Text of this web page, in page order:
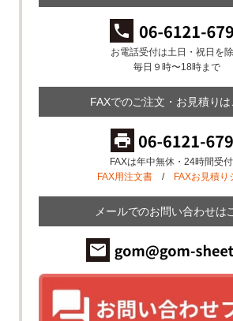
お電話受付は土日・祝日を除
毎日９時〜18時まで
FAXでのご注文・お見積りは
FAXは年中無休・24時間受
FAX用注文書/ FAXお見積り
メールでのお問い合わせは